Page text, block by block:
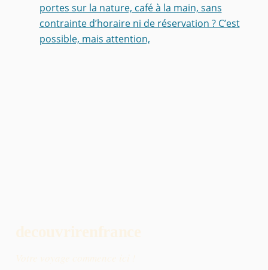
portes sur la nature, café à la main, sans
contrainte d’horaire ni de réservation ? C’est
possible, mais attention,